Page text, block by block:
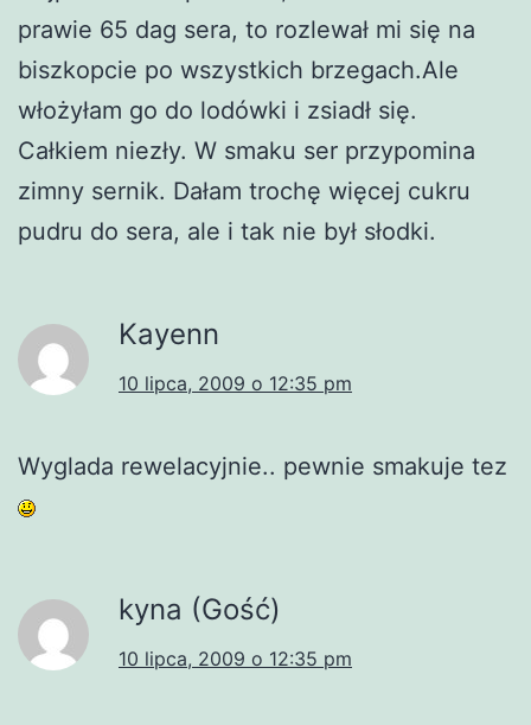
prawie 65 dag sera, to rozlewał mi się na
biszkopcie po wszystkich brzegach.Ale
włożyłam go do lodówki i zsiadł się.
Całkiem niezły. W smaku ser przypomina
zimny sernik. Dałam trochę więcej cukru
pudru do sera, ale i tak nie był słodki.
Kayenn
10 lipca, 2009 o 12:35 pm
Wyglada rewelacyjnie.. pewnie smakuje tez
kyna (Gość)
10 lipca, 2009 o 12:35 pm